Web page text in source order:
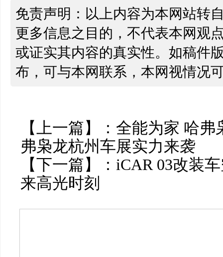
免责声明：以上内容为本网站转
更多信息之目的，不代表本网观
或证实其内容的真实性。如稿件
布，可与本网联系，本网视情况
【上一篇】： 全能为家 哈弗
弗枭龙杭州车展实力来袭 ​
【下一篇】： iCAR 03改装
来高光时刻